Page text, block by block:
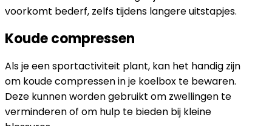
voorkomt bederf, zelfs tijdens langere uitstapjes.
Koude compressen
Als je een sportactiviteit plant, kan het handig zijn
om koude compressen in je koelbox te bewaren.
Deze kunnen worden gebruikt om zwellingen te
verminderen of om hulp te bieden bij kleine